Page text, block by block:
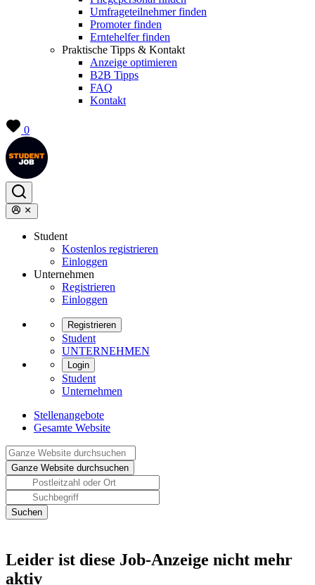
Umfrageteilnehmer finden
Promoter finden
Erntehelfer finden
Praktische Tipps & Kontakt
Anzeige optimieren
B2B Tipps
FAQ
Kontakt
0
Student
Kostenlos registrieren
Einloggen
Unternehmen
Registrieren
Einloggen
Registrieren
Student
UNTERNEHMEN
Login
Student
Unternehmen
Stellenangebote
Gesamte Website
Leider ist diese Job-Anzeige nicht mehr
aktiv